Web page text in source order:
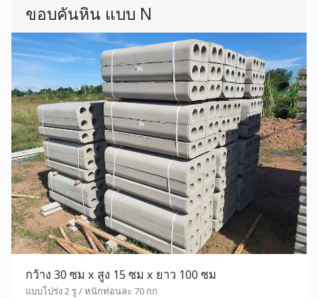
ขอบคันหิน แบบ N
กว้าง 30 ซม x สูง 15 ซม x ยาว 100 ซม
แบบโปร่ง 2 รู / หนักท่อนละ 70 กก